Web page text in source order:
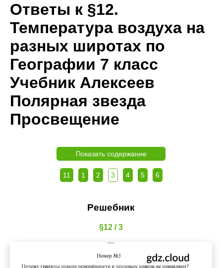
Ответы к §12.
Температура воздуха на
разных широтах по
Географии 7 класс
Учебник Алексеев
Полярная звезда
Просвещение
Показать содержание
11 1 2 3 4 5 6
Решебник
§12 / 3